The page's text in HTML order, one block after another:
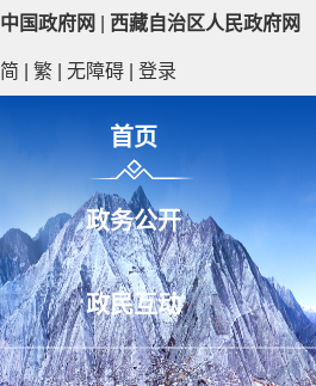
中国政府网 西藏自治区人民政府网
简 繁 无障碍 登录
首页
政务公开
政民互动